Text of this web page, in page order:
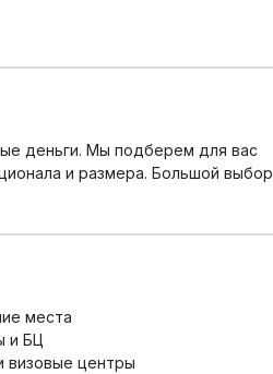
деньги. Мы подберем для вас
и размера. Большой выбор
места
и БЦ
визовые центры